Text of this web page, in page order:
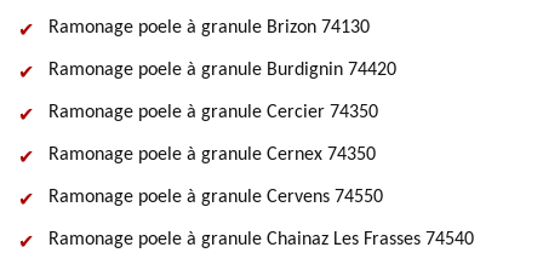
Ramonage poele à granule Brizon 74130
Ramonage poele à granule Burdignin 74420
Ramonage poele à granule Cercier 74350
Ramonage poele à granule Cernex 74350
Ramonage poele à granule Cervens 74550
Ramonage poele à granule Chainaz Les Frasses 74540